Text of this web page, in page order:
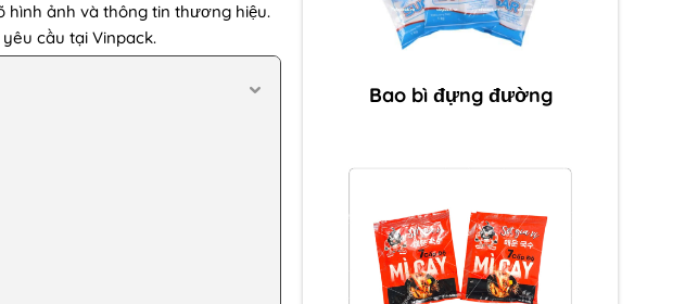
hình ảnh và thông tin thương hiệu.
cầu tại Vinpack.
Bao bì đựng đường